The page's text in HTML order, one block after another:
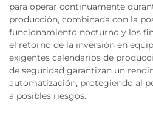
para operar continuamente
producción, combinada con la
funcionamiento nocturno y los
el retorno de la inversión en
exigentes calendarios de
de seguridad garantizan un
automatización, protegiendo al
a posibles riesgos.